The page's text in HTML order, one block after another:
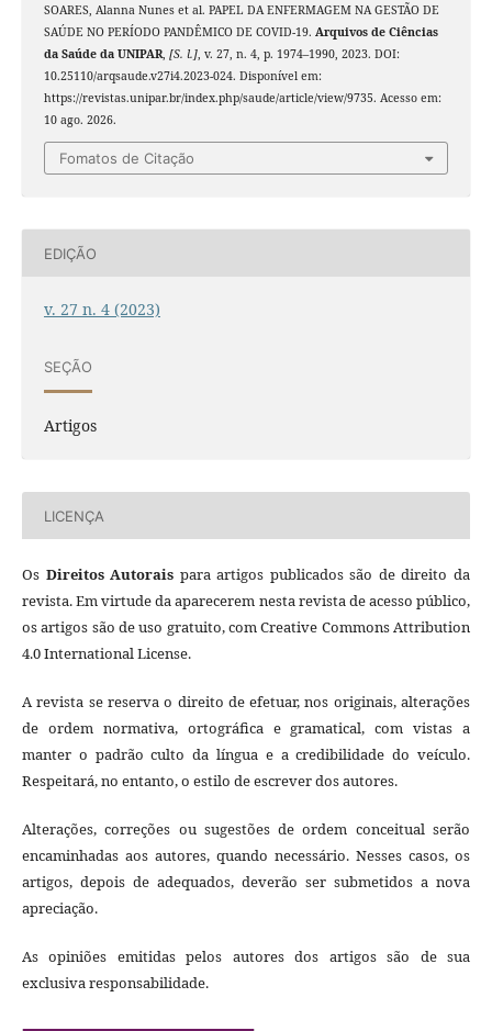
SOARES, Alanna Nunes et al. PAPEL DA ENFERMAGEM NA GESTÃO DE
SAÚDE NO PERÍODO PANDÊMICO DE COVID-19. Arquivos de Ciências
da Saúde da UNIPAR, [S. l.], v. 27, n. 4, p. 1974–1990, 2023. DOI:
10.25110/arqsaude.v27i4.2023-024. Disponível em:
https://revistas.unipar.br/index.php/saude/article/view/9735. Acesso em:
10 ago. 2026.
Fomatos de Citação
EDIÇÃO
v. 27 n. 4 (2023)
SEÇÃO
Artigos
LICENÇA
Os Direitos Autorais para artigos publicados são de direito da
revista. Em virtude da aparecerem nesta revista de acesso público,
os artigos são de uso gratuito, com Creative Commons Attribution
4.0 International License.
A revista se reserva o direito de efetuar, nos originais, alterações
de ordem normativa, ortográfica e gramatical, com vistas a
manter o padrão culto da língua e a credibilidade do veículo.
Respeitará, no entanto, o estilo de escrever dos autores.
Alterações, correções ou sugestões de ordem conceitual serão
encaminhadas aos autores, quando necessário. Nesses casos, os
artigos, depois de adequados, deverão ser submetidos a nova
apreciação.
As opiniões emitidas pelos autores dos artigos são de sua
exclusiva responsabilidade.